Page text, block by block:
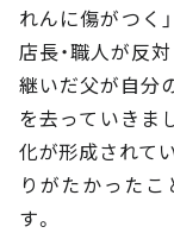
れんに傷がつく
店長・職人が反
継いだ父が自分
を去っていきま
化が形成されて
りがたかったこ
す。